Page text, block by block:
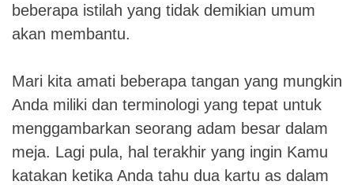
beberapa istilah yang tidak demikian umum
akan membantu.
Mari kita amati beberapa tangan yang mungkin
Anda miliki dan terminologi yang tepat untuk
menggambarkan seorang adam besar dalam
meja. Lagi pula, hal terakhir yang ingin Kamu
katakan ketika Anda tahu dua kartu as dalam